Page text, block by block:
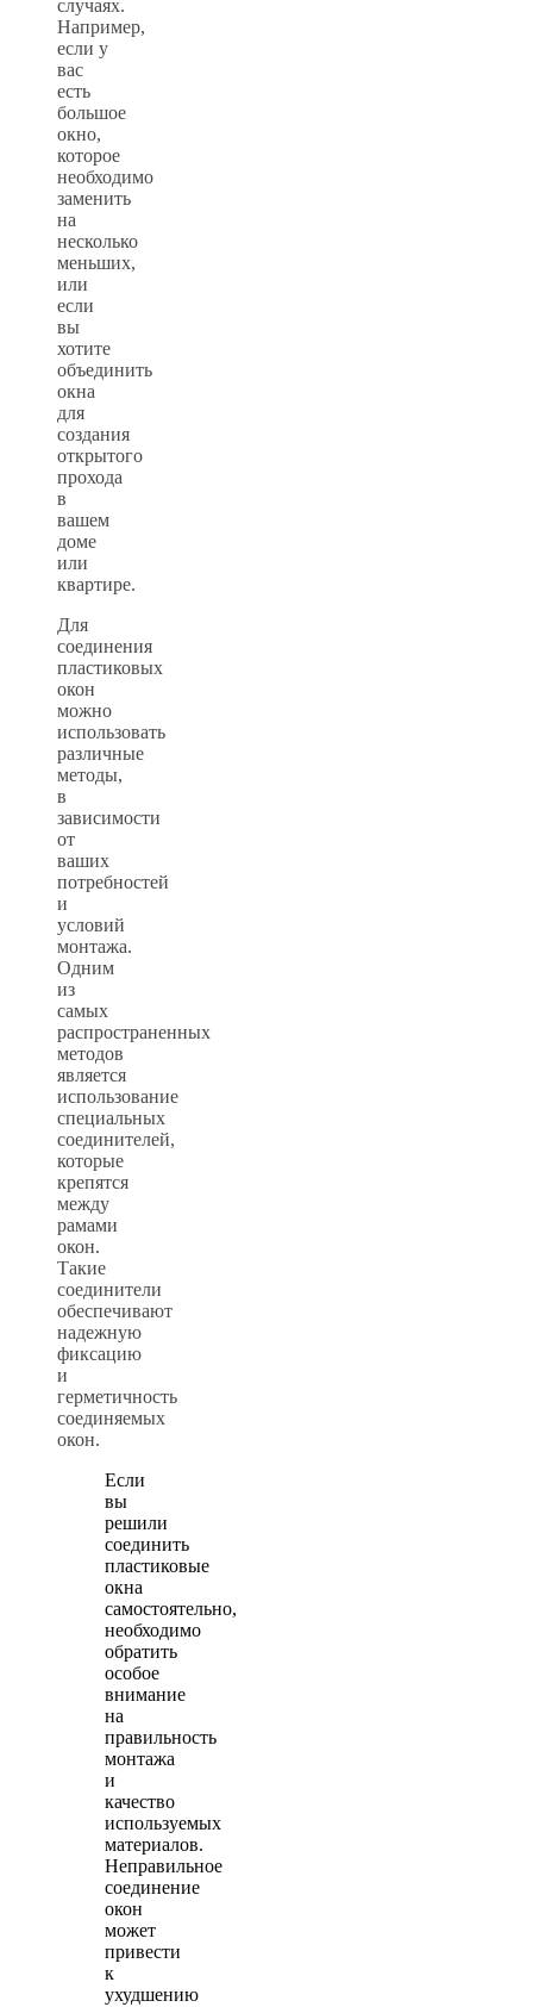
случаях.
Например,
если у
вас
есть
большое
окно,
которое
необходимо
заменить
на
несколько
меньших,
или
если
вы
хотите
объединить
окна
для
создания
открытого
прохода
в
вашем
доме
или
квартире.
Для
соединения
пластиковых
окон
можно
использовать
различные
методы,
в
зависимости
от
ваших
потребностей
и
условий
монтажа.
Одним
из
самых
распространенных
методов
является
использование
специальных
соединителей,
которые
крепятся
между
рамами
окон.
Такие
соединители
обеспечивают
надежную
фиксацию
и
герметичность
соединяемых
окон.
Если
вы
решили
соединить
пластиковые
окна
самостоятельно,
необходимо
обратить
особое
внимание
на
правильность
монтажа
и
качество
используемых
материалов.
Неправильное
соединение
окон
может
привести
к
ухудшению